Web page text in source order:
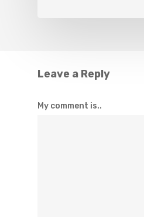
Leave a Reply
My comment is..